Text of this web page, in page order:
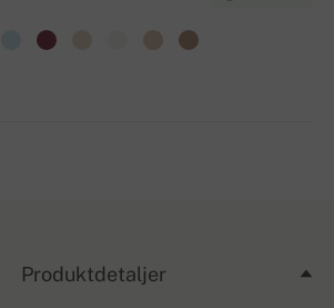
Produktdetaljer